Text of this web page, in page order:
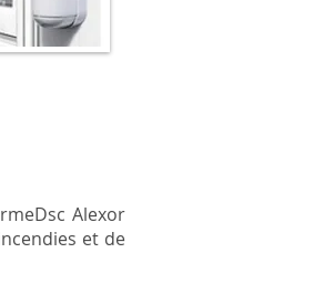
Alexor
et de